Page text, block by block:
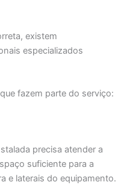
existem
especializados
fazem parte do serviço:
precisa atender a
suficiente para a
e laterais do equipamento.